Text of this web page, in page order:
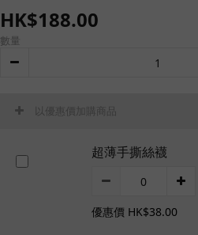
HK$188.00
數量
以優惠價加購商品
超薄手撕絲襪
優惠價 HK$38.00